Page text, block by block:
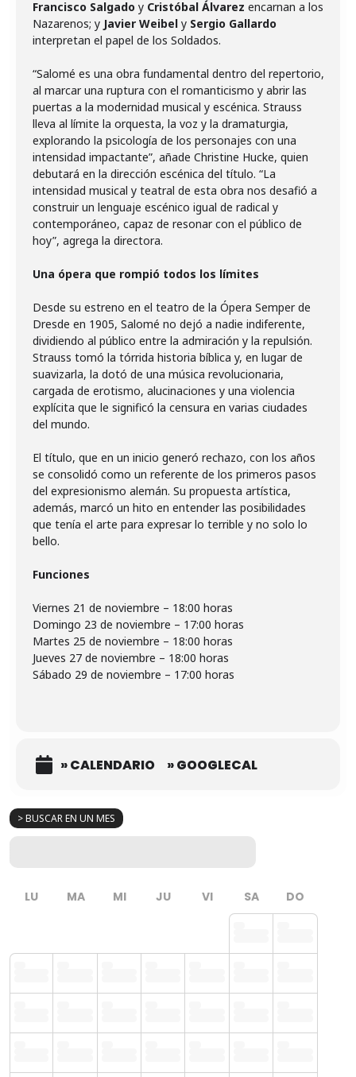
> BUSCAR EN UN MES
LU MA MI JU VI SA DO
Francisco Salgado y Cristóbal Álvarez encarnan a los
Nazarenos; y Javier Weibel y Sergio Gallardo
interpretan el papel de los Soldados.
“Salomé es una obra fundamental dentro del repertorio,
al marcar una ruptura con el romanticismo y abrir las
puertas a la modernidad musical y escénica. Strauss
lleva al límite la orquesta, la voz y la dramaturgia,
explorando la psicología de los personajes con una
intensidad impactante”, añade Christine Hucke, quien
debutará en la dirección escénica del título. “La
intensidad musical y teatral de esta obra nos desafió a
construir un lenguaje escénico igual de radical y
contemporáneo, capaz de resonar con el público de
hoy”, agrega la directora.
Una ópera que rompió todos los límites
Desde su estreno en el teatro de la Ópera Semper de
Dresde en 1905, Salomé no dejó a nadie indiferente,
dividiendo al público entre la admiración y la repulsión.
Strauss tomó la tórrida historia bíblica y, en lugar de
suavizarla, la dotó de una música revolucionaria,
cargada de erotismo, alucinaciones y una violencia
explícita que le significó la censura en varias ciudades
del mundo.
El título, que en un inicio generó rechazo, con los años
se consolidó como un referente de los primeros pasos
del expresionismo alemán. Su propuesta artística,
además, marcó un hito en entender las posibilidades
que tenía el arte para expresar lo terrible y no solo lo
bello.
Funciones
Viernes 21 de noviembre – 18:00 horas
Domingo 23 de noviembre – 17:00 horas
Martes 25 de noviembre – 18:00 horas
Jueves 27 de noviembre – 18:00 horas
Sábado 29 de noviembre – 17:00 horas
» CALENDARIO » GOOGLECAL